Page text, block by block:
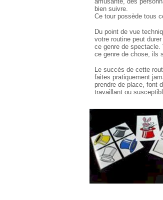
bien suivre.
Ce tour possède tous
Du point de vue
votre routine peut
ce genre de spectacle.
ce genre de chose, ils
Le succès de cette
faites pratiquement
prendre de place, font
travaillant ou